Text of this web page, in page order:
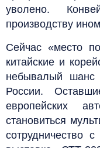
уволено.
производству
Сейчас «место
китайские и
небывалый шанс
России.
европейских
становиться
сотрудничество